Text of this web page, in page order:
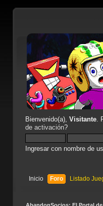
Bienvenido(a), Visitante.
de activación?
Ingresar con nombre de
Inicio Foro Listado
AbandonSocios: El Portal